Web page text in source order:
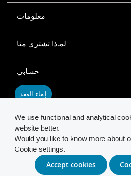
معلومات
لماذا تشتري منا
حسابي
إلغاء العقد
اتصل بنا
© 2026 INSTAR. All Rights
We use functional and analytical
website better.
Would you like to know more about
Cookie settings.
Accept cookies